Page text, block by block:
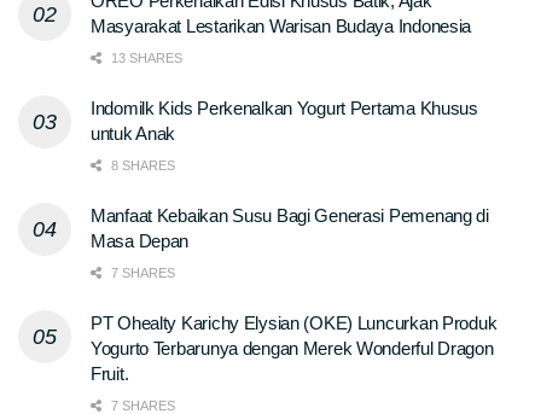
Masyarakat Lestarikan Warisan Budaya Indonesia
13 SHARES
Indomilk Kids Perkenalkan Yogurt Pertama Khusus
untuk Anak
8 SHARES
Manfaat Kebaikan Susu Bagi Generasi Pemenang di
Masa Depan
7 SHARES
PT Ohealty Karichy Elysian (OKE) Luncurkan Produk
Yogurto Terbarunya dengan Merek Wonderful Dragon
Fruit.
7 SHARES